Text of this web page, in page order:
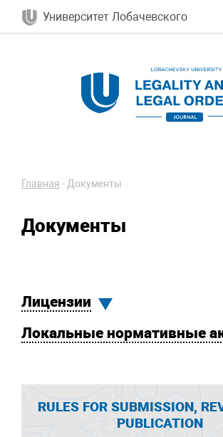
Университет Лобачевского
Главная -Документы
Документы
Лицензии
Локальные нормативные
RULES FOR SUBMISSION,
PUBLICATION